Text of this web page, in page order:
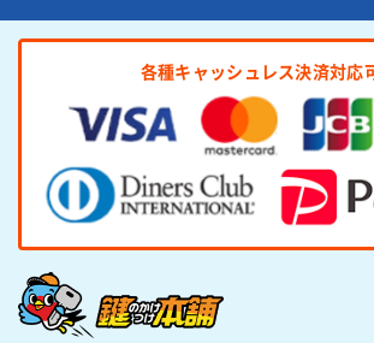
各種キャッシュレス決済対応